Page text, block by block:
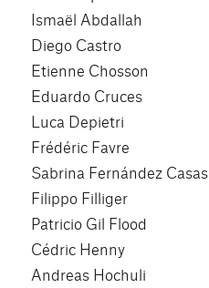
Ismaël Abdallah
Diego Castro
Etienne Chosson
Eduardo Cruces
Luca Depietri
Frédéric Favre
Sabrina Fernández Casas
Filippo Filliger
Patricio Gil Flood
Cédric Henny
Andreas Hochuli